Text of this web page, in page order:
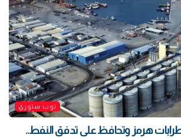
توب ستوري
هرمز وتحافظ على تدفق النفط..